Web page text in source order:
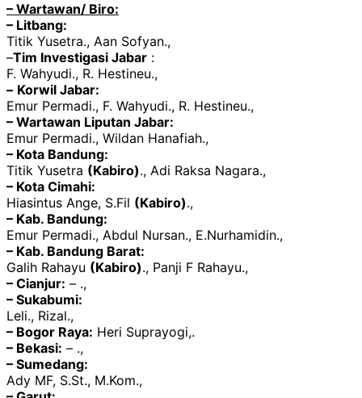
– Wartawan/ Biro:
– Litbang:
Titik Yusetra., Aan Sofyan.,
–Tim Investigasi Jabar :
F. Wahyudi., R. Hestineu.,
– Korwil Jabar:
Emur Permadi., F. Wahyudi., R. Hestineu.,
– Wartawan Liputan Jabar:
Emur Permadi., Wildan Hanafiah.,
– Kota Bandung:
Titik Yusetra (Kabiro)., Adi Raksa Nagara.,
– Kota Cimahi:
Hiasintus Ange, S.Fil (Kabiro).,
– Kab. Bandung:
Emur Permadi., Abdul Nursan., E.Nurhamidin.,
– Kab. Bandung Barat:
Galih Rahayu (Kabiro)., Panji F Rahayu.,
– Cianjur: – .,
– Sukabumi:
Leli., Rizal.,
– Bogor Raya: Heri Suprayogi,.
– Bekasi: – .,
– Sumedang:
Ady MF, S.St., M.Kom.,